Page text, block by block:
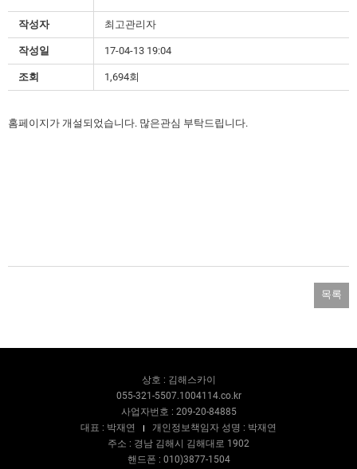
작성자 최고관리자
작성일 17-04-13 19:04
조회 1,694회
홈페이지가 개설되었습니다. 많은관심 부탁드립니다.
목록
상호 : 김해스카이
055-321-5507.1004114.co.kr
사업자번호 : 209-20-84885
대표 : 박재연
개인정보책임자 성명 : 박재연
주소 : 경남 김해시 김해대로 1902
핸드폰 : 010)3877-1504